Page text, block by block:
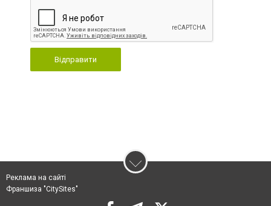
Відправити
Реклама на сайті
Франшиза "CitySites"